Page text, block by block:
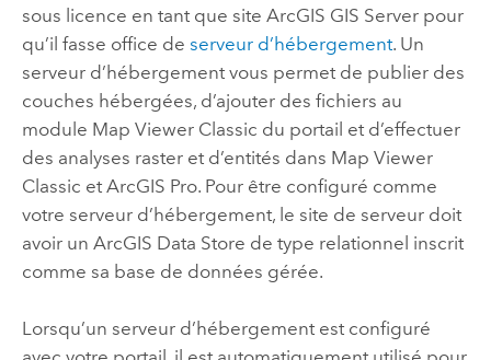
sous licence en tant que site ArcGIS GIS Serverpour
qu’il fasse office de serveur d’hébergement. Un
serveur d’hébergement vous permet de publier des
couches hébergées, d’ajouter des fichiers au
module Map Viewer Classic du portail et d’effectuer
des analyses raster et d’entités dans Map Viewer
Classic et ArcGIS Pro. Pour être configuré comme
votre serveur d’hébergement, le site de serveur doit
avoir un ArcGIS Data Store de type relationnel inscrit
comme sa base de données gérée.
Lorsqu’un serveur d’hébergement est configuré